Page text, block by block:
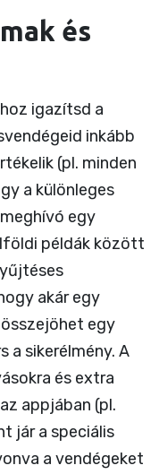
és
igazítsd a
inkább
(pl. minden
a különleges
egy
példák között
akár egy
egy
a sikerélmény. A
és extra
appjában (pl.
jár a speciális
a vendégeket